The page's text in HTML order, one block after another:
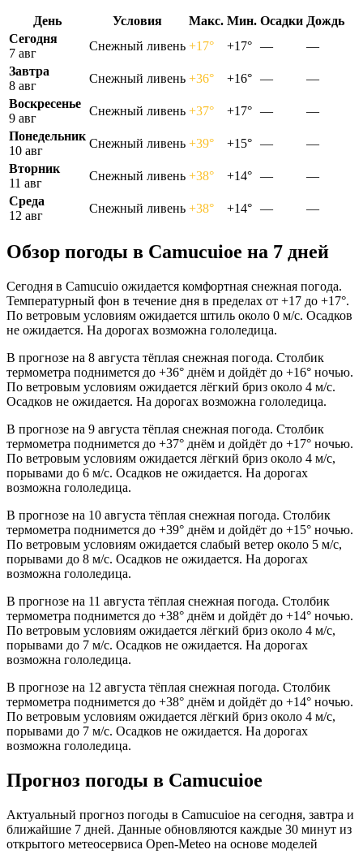
День Условия Макс. Мин. Осадки Дождь
Сегодня
7 авг
Снежный ливень +17° +17° —
—
Завтра
8 авг
Снежный ливень +36° +16° —
—
Воскресенье
9 авг
Снежный ливень +37° +17° —
—
Понедельник
10 авг
Снежный ливень +39° +15° —
—
Вторник
11 авг
Снежный ливень +38° +14° —
—
Среда
12 авг
Снежный ливень +38° +14° — —
Обзор погоды в Camucuioе на 7 дней
Сегодня в Camucuio ожидается комфортная снежная погода.
Температурный фон в течение дня в пределах от +17 до +17°.
По ветровым условиям ожидается штиль около 0 м/с. Осадков
не ожидается. На дорогах возможна гололедица.
В прогнозе на 8 августа тёплая снежная погода. Столбик
термометра поднимется до +36° днём и дойдёт до +16° ночью.
По ветровым условиям ожидается лёгкий бриз около 4 м/с.
Осадков не ожидается. На дорогах возможна гололедица.
В прогнозе на 9 августа тёплая снежная погода. Столбик
термометра поднимется до +37° днём и дойдёт до +17° ночью.
По ветровым условиям ожидается лёгкий бриз около 4 м/с,
порывами до 6 м/с. Осадков не ожидается. На дорогах
возможна гололедица.
В прогнозе на 10 августа тёплая снежная погода. Столбик
термометра поднимется до +39° днём и дойдёт до +15° ночью.
По ветровым условиям ожидается слабый ветер около 5 м/с,
порывами до 8 м/с. Осадков не ожидается. На дорогах
возможна гололедица.
В прогнозе на 11 августа тёплая снежная погода. Столбик
термометра поднимется до +38° днём и дойдёт до +14° ночью.
По ветровым условиям ожидается лёгкий бриз около 4 м/с,
порывами до 7 м/с. Осадков не ожидается. На дорогах
возможна гололедица.
В прогнозе на 12 августа тёплая снежная погода. Столбик
термометра поднимется до +38° днём и дойдёт до +14° ночью.
По ветровым условиям ожидается лёгкий бриз около 4 м/с,
порывами до 7 м/с. Осадков не ожидается. На дорогах
возможна гололедица.
Прогноз погоды в Camucuioе
Актуальный прогноз погоды в Camucuioе на сегодня, завтра и
ближайшие 7 дней. Данные обновляются каждые 30 минут из
открытого метеосервиса Open-Meteo на основе моделей